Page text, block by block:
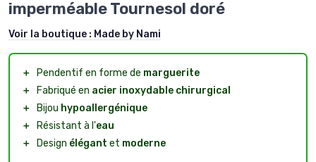
imperméable Tournesol doré
Voir la boutique : Made by Nami
＋ Pendentif en forme de marguerite
＋
Fabriqué en acier inoxydable chirurgical
＋
Bijou hypoallergénique
＋
Résistant à l'eau
＋
Design élégant et moderne